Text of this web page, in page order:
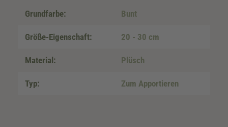
Grundfarbe: Bunt
Größe-Eigenschaft: 20 - 30 cm
Material: Plüsch
Typ: Zum Apportieren